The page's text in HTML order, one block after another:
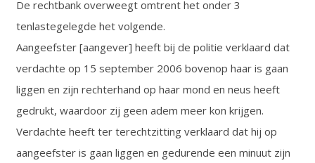
De rechtbank overweegt omtrent het onder 3
tenlastegelegde het volgende.
Aangeefster [aangever] heeft bij de politie verklaard dat
verdachte op 15 september 2006 bovenop haar is gaan
liggen en zijn rechterhand op haar mond en neus heeft
gedrukt, waardoor zij geen adem meer kon krijgen.
Verdachte heeft ter terechtzitting verklaard dat hij op
aangeefster is gaan liggen en gedurende een minuut zijn